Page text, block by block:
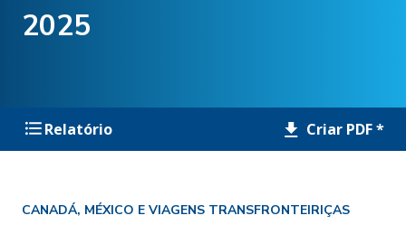
2025
Relatório Criar PDF *
CANADÁ, MÉXICO E VIAGENS TRANSFRONTEIRIÇAS